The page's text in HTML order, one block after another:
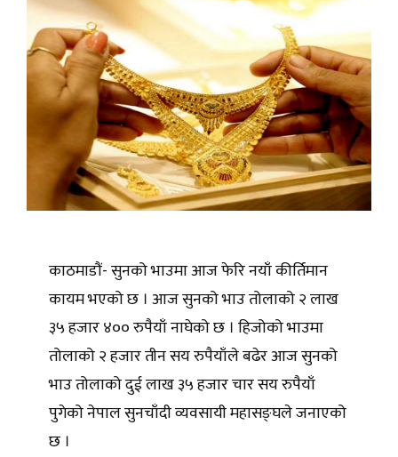
काठमाडौं- सुनको भाउमा आज फेरि नयाँ कीर्तिमान
कायम भएको छ । आज सुनको भाउ तोलाको २ लाख
३५ हजार ४०० रुपैयाँ नाघेको छ । हिजोको भाउमा
तोलाको २ हजार तीन सय रुपैयाँले बढेर आज सुनको
भाउ तोलाको दुई लाख ३५ हजार चार सय रुपैयाँ
पुगेको नेपाल सुनचाँदी व्यवसायी महासङ्घले जनाएको
छ ।